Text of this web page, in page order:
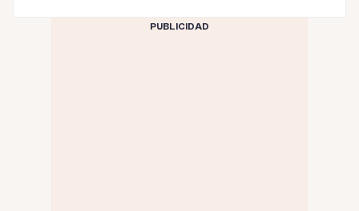
PUBLICIDAD